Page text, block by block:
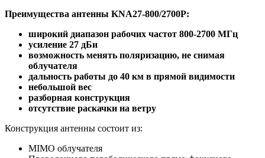
Преимущества антенны KNA27-800/2700P:
широкий диапазон рабочих частот 800-2700 МГц
усиление 27 дБи
возможность менять поляризацию, не снимая
облучателя
дальность работы до 40 км в прямой видимости
небольшой вес
разборная конструкция
отсутствие раскачки на ветру
Конструкция антенны состоит из:
MIMO облучателя